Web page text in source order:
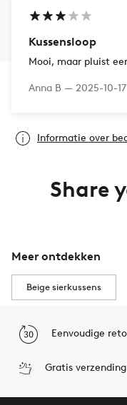
Kussensloop
Mooi, maar pluist
Anna B — 2025-10-17
Informatie over
Share
Meer ontdekken
Beige sierkussens
Eenvoudige
Gratis verzending